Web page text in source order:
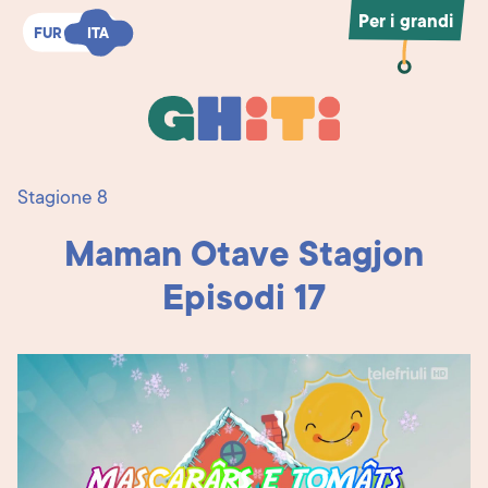
FUR ITA
FUR ITA
Ghiti
Per i grandi
Stagione 8
Maman Otave Stagjon
Episodi 17